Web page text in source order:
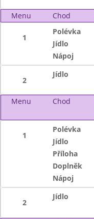
Menu Chod
1
Polévka
Jídlo
Nápoj
2
Jídlo
Menu Chod
1
Polévka
Jídlo
Příloha
Doplněk
Nápoj
2
Jídlo